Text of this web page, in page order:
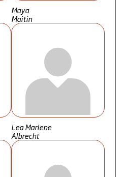
Maya
Maitin
Lea Marlene
Albrecht